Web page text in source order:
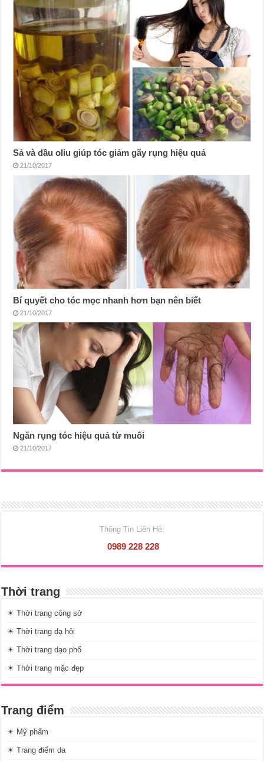
Sả và dầu oliu giúp tóc giảm gãy rụng hiệu quả
21/10/2017
Bí quyết cho tóc mọc nhanh hơn bạn nên biết
21/10/2017
Ngăn rụng tóc hiệu quả từ muối
21/10/2017
Thông Tin Liên Hệ:
0989 228 228
Thời trang
☀ Thời trang công sở
☀ Thời trang dạ hội
☀ Thời trang dạo phố
☀ Thời trang mặc đẹp
Trang điểm
☀ Mỹ phẩm
☀ Trang điểm da